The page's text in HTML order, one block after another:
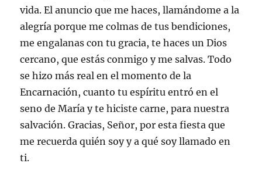
vida. El anuncio que me haces, llamándome a la
alegría porque me colmas de tus bendiciones,
me engalanas con tu gracia, te haces un Dios
cercano, que estás conmigo y me salvas. Todo
se hizo más real en el momento de la
Encarnación, cuanto tu espíritu entró en el
seno de María y te hiciste carne, para nuestra
salvación. Gracias, Señor, por esta fiesta que
me recuerda quién soy y a qué soy llamado en
ti.